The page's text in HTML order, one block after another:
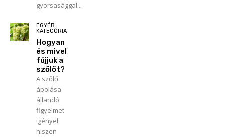
gyorsasággal...
EGYÉB
KATEGÓRIA
Hogyan
és mivel
fújjuk a
szőlőt?
A szőlő
ápolása
állandó
figyelmet
igényel,
hiszen